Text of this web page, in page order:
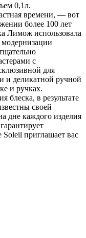
0,1л.
времени, — вот
более 100 лет
Лимож использовала
с
для
и деликатной ручной
и ручках.
блеска, в результате
своей
дне каждого изделия
Soleil приглашает вас